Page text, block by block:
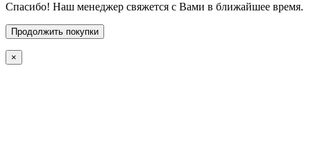
Спасибо! Наш менеджер свяжется с Вами в ближайшее время.
Продолжить покупки
×